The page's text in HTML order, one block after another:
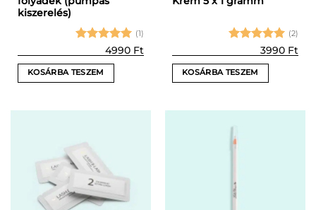
kiszerelés)
Értékelés:
5/ 5
(1)
4990 Ft
KOSÁRBA TESZEM
Értékelés:
5/ 5
(2)
3990 Ft
KOSÁRBA TESZEM